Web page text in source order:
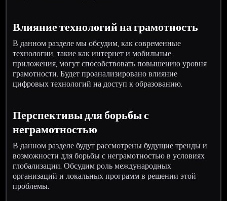
Влияние технологий на грамотность
В данном разделе мы обсудим, как современные
технологии, такие как интернет и мобильные
приложения, могут способствовать повышению уровня
грамотности. Будет проанализировано влияние
цифровых технологий на доступ к образованию.
Перспективы для борьбы с
неграмотностью
В данном разделе будут рассмотрены будущие тренды и
возможности для борьбы с неграмотностью в условиях
глобализации. Обсудим роль международных
организаций и локальных программ в решении этой
проблемы.